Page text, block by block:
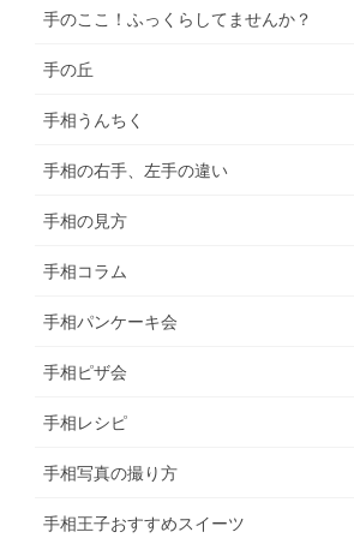
手のここ！ふっくらしてませんか？
手の丘
手相うんちく
手相の右手、左手の違い
手相の見方
手相コラム
手相パンケーキ会
手相ピザ会
手相レシピ
手相写真の撮り方
手相王子おすすめスイーツ